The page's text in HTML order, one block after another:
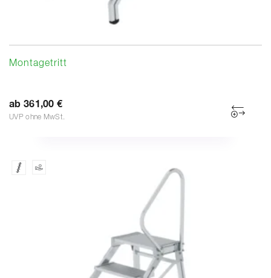
Montagetritt
ab 361,00 €
UVP ohne MwSt.